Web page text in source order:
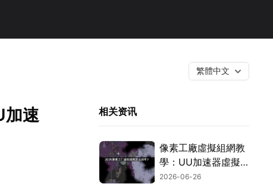
繁體中文
加速
相关资讯
像素工廠虛擬組網教
學：UU加速器虛擬
組網完整解析！
2026-06-26